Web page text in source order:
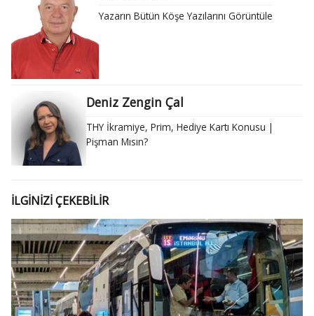
Yazarın Bütün Köşe Yazılarını Görüntüle
Deniz Zengin Çal
THY İkramiye, Prim, Hediye Kartı Konusu |
Pişman Mısın?
İLGİNİZİ ÇEKEBİLİR